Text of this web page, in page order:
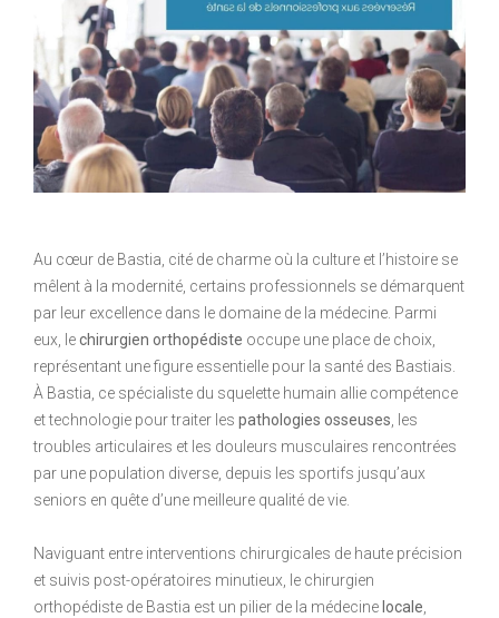
Au cœur de Bastia, cité de charme où la culture et l’histoire se
mêlent à la modernité, certains professionnels se démarquent
par leur excellence dans le domaine de la médecine. Parmi
eux, lechirurgien orthopédiste occupe une place de choix,
représentant une figure essentielle pour la santé des Bastiais.
À Bastia, ce spécialiste du squelette humain allie compétence
et technologie pour traiter les pathologies osseuses, les
troubles articulaires et les douleurs musculaires rencontrées
par une population diverse, depuis les sportifs jusqu’aux
seniors en quête d’une meilleure qualité de vie.
Naviguant entre interventions chirurgicales de haute précision
et suivis post-opératoires minutieux, le chirurgien
orthopédiste de Bastia est un pilier de la médecine locale,